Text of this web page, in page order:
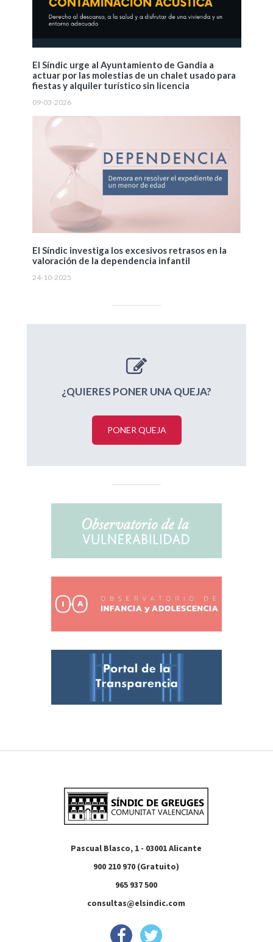
El Síndic urge al Ayuntamiento de Gandia a
actuar por las molestias de un chalet usado para
fiestas y alquiler turístico sin licencia
09-03-2026
El Síndic investiga los excesivos retrasos en la
valoración de la dependencia infantil
24-10-2025
¿QUIERES PONER UNA QUEJA?
PONER QUEJA
Pascual Blasco, 1 - 03001 Alicante
900 210 970 (Gratuito)
965 937 500
consultas@elsindic.com